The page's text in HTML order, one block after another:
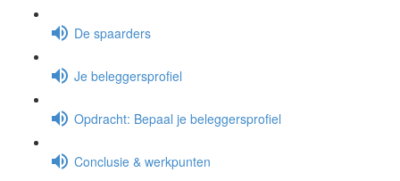
De spaarders
Je beleggersprofiel
Opdracht: Bepaal je beleggersprofiel
Conclusie & werkpunten